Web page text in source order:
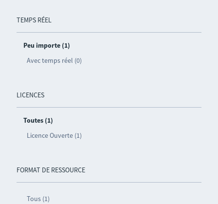
TEMPS RÉEL
Peu importe (1)
Avec temps réel (0)
LICENCES
Toutes (1)
Licence Ouverte (1)
FORMAT DE RESSOURCE
Tous (1)